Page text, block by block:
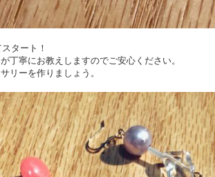
タート！
丁寧にお教えしますのでご安心ください。
リーを作りましょう。